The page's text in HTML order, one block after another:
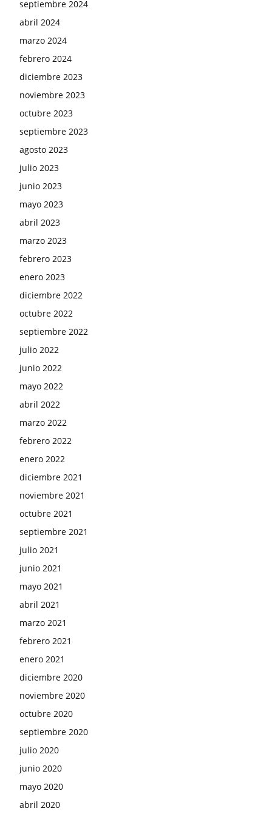
septiembre 2024
abril 2024
marzo 2024
febrero 2024
diciembre 2023
noviembre 2023
octubre 2023
septiembre 2023
agosto 2023
julio 2023
junio 2023
mayo 2023
abril 2023
marzo 2023
febrero 2023
enero 2023
diciembre 2022
octubre 2022
septiembre 2022
julio 2022
junio 2022
mayo 2022
abril 2022
marzo 2022
febrero 2022
enero 2022
diciembre 2021
noviembre 2021
octubre 2021
septiembre 2021
julio 2021
junio 2021
mayo 2021
abril 2021
marzo 2021
febrero 2021
enero 2021
diciembre 2020
noviembre 2020
octubre 2020
septiembre 2020
julio 2020
junio 2020
mayo 2020
abril 2020